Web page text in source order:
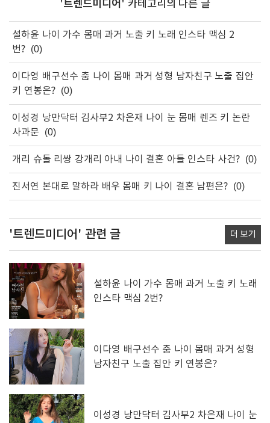
'트렌드미디어 ' 카테고리의 다른 글
설하윤 나이 가수 몸매 과거 노출 키 노래 인스타 맥심 2
번? (0)
이다영 배구선수 춤 나이 몸매 과거 성형 남자친구 노출 집안
키 연봉은?
(0)
이성경 낭만닥터 김사부2 차은재 나이 눈 몸매 렌즈 키 논란
사과문
(0)
개리 슈돌 리쌍 강개리 아내 나이 결혼 아들 인스타 사건? (0)
진서연 본대로 말하라 배우 몸매 키 나이 결혼 남편은? (0)
'트렌드미디어' 관련 글 더 보기
설하윤 나이 가수 몸매 과거 노출 키 노래
인스타 맥심 2번?
이다영 배구선수 춤 나이 몸매 과거 성형
남자친구 노출 집안 키 연봉은?
이성경 낭만닥터 김사부2 차은재 나이 눈